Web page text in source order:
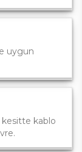
uygun
kablo